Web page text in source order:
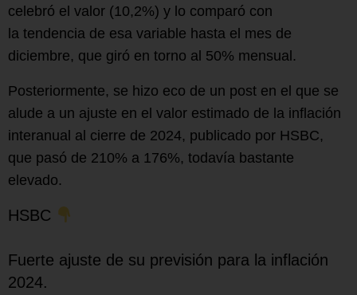
celebró el valor (10,2%) y lo comparó con
la tendencia de esa variable hasta el mes de
diciembre, que giró en torno al 50% mensual.
Posteriormente, se hizo eco de un post en el que se
alude a un ajuste en el valor estimado de la inflación
interanual al cierre de 2024, publicado por HSBC,
que pasó de 210% a 176%, todavía bastante
elevado.
HSBC
Fuerte ajuste de su previsión para la inflación
2024.